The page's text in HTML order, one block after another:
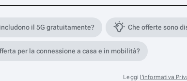
il 5G gratuitamente? Che offerte sono
per la connessione a casa e in mobilità?
Leggi l'informativa